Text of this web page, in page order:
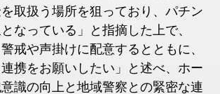
取扱う場所を狙っており、パチン
なっている」と指摘した上で、
戒や声掛けに配意するとともに、
携をお願いしたい」と述べ、ホー
識の向上と地域警察との緊密な連